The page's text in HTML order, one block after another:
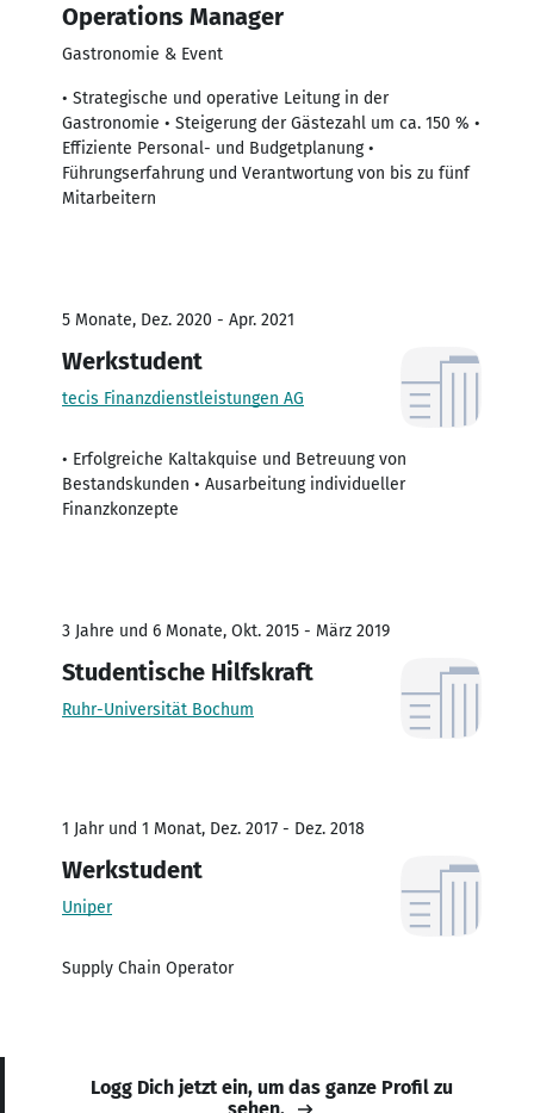
Operations Manager
Gastronomie & Event
• Strategische und operative Leitung in der
Gastronomie • Steigerung der Gästezahl um ca. 150 % •
Effiziente Personal- und Budgetplanung •
Führungserfahrung und Verantwortung von bis zu fünf
Mitarbeitern
5 Monate, Dez. 2020 - Apr. 2021
Werkstudent
tecis Finanzdienstleistungen AG
• Erfolgreiche Kaltakquise und Betreuung von
Bestandskunden • Ausarbeitung individueller
Finanzkonzepte
3 Jahre und 6 Monate, Okt. 2015 - März 2019
Studentische Hilfskraft
Ruhr-Universität Bochum
1 Jahr und 1 Monat, Dez. 2017 - Dez. 2018
Werkstudent
Uniper
Supply Chain Operator
Logg Dich jetzt ein, um das ganze Profil zu